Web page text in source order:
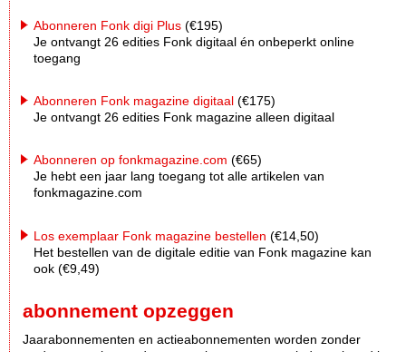
Abonneren Fonk digi Plus (€195)
Je ontvangt 26 edities Fonk digitaal én onbeperkt online
toegang
Abonneren Fonk magazine digitaal (€175)
Je ontvangt 26 edities Fonk magazine alleen digitaal
Abonneren op fonkmagazine.com (€65)
Je hebt een jaar lang toegang tot alle artikelen van
fonkmagazine.com
Los exemplaar Fonk magazine bestellen (€14,50)
Het bestellen van de digitale editie van Fonk magazine kan
ook (€9,49)
abonnement opzeggen
Jaarabonnementen en actieabonnementen worden zonder